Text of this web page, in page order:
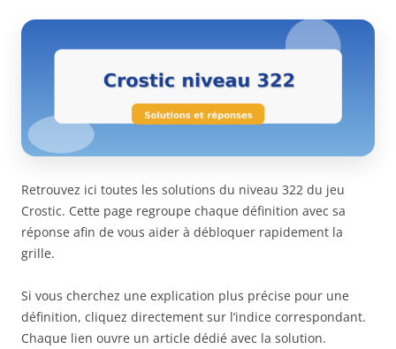
Retrouvez ici toutes les solutions du niveau 322 du jeu
Crostic. Cette page regroupe chaque définition avec sa
réponse afin de vous aider à débloquer rapidement la
grille.
Si vous cherchez une explication plus précise pour une
définition, cliquez directement sur l’indice correspondant.
Chaque lien ouvre un article dédié avec la solution.